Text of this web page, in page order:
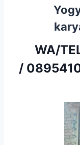
WA/
/